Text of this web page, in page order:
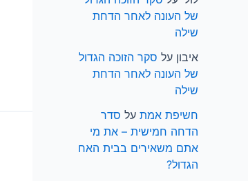
של העונה לאחר הדחת
שילה
איבון על סקר הזוכה הגדול
של העונה לאחר הדחת
שילה
חשיפת אמת על סדר
הדחה חמישית – את מי
אתם משאירים בבית האח
הגדול?